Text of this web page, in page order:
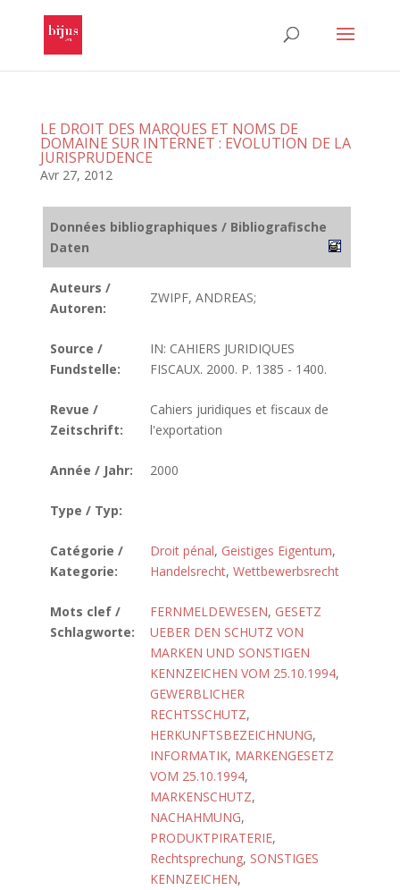
LE DROIT DES MARQUES ET NOMS DE
DOMAINE SUR INTERNET : EVOLUTION DE LA
JURISPRUDENCE
Avr 27, 2012
Données bibliographiques / Bibliografische
Daten
Auteurs /
Autoren:
ZWIPF, ANDREAS;
Source /
Fundstelle:
IN: CAHIERS JURIDIQUES
FISCAUX. 2000. P. 1385 - 1400.
Revue /
Zeitschrift:
Cahiers juridiques et fiscaux de
l'exportation
Année / Jahr: 2000
Type / Typ:
Catégorie /
Kategorie:
Droit pénal, Geistiges Eigentum,
Handelsrecht, Wettbewerbsrecht
Mots clef /
Schlagworte:
FERNMELDEWESEN, GESETZ
UEBER DEN SCHUTZ VON
MARKEN UND SONSTIGEN
KENNZEICHEN VOM 25.10.1994,
GEWERBLICHER
RECHTSSCHUTZ,
HERKUNFTSBEZEICHNUNG,
INFORMATIK, MARKENGESETZ
VOM 25.10.1994,
MARKENSCHUTZ,
NACHAHMUNG,
PRODUKTPIRATERIE,
Rechtsprechung, SONSTIGES
KENNZEICHEN,